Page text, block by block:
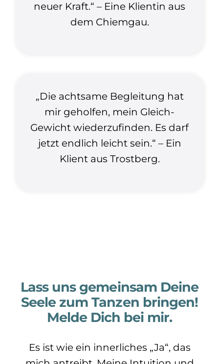
neuer Kraft.“ – Eine Klientin aus
dem Chiemgau.
„Die achtsame Begleitung hat
mir geholfen, mein Gleich-
Gewicht wiederzufinden. Es darf
jetzt endlich leicht sein.“ – Ein
Klient aus Trostberg.
Lass uns gemeinsam Deine
Seele zum Tanzen bringen!
Melde Dich bei mir.
Es ist wie ein innerliches „Ja“, das